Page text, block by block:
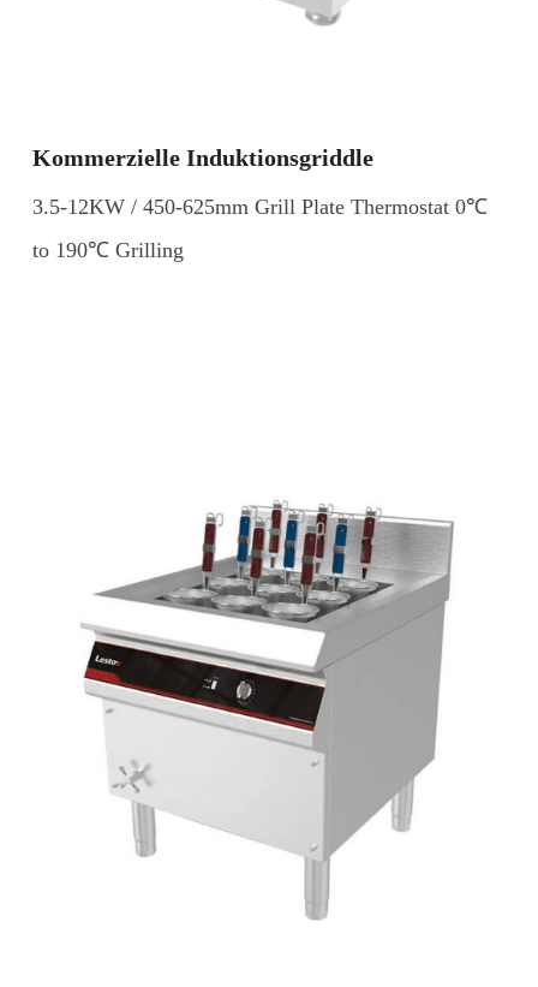
Kommerzielle Induktionsgriddle
3.5-12KW / 450-625mm Grill Plate Thermostat 0℃
to 190℃ Grilling